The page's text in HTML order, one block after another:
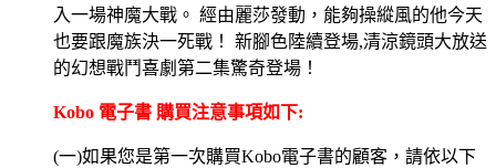
入一場神魔大戰。 經由麗莎發動，能夠操縱風的他今天
也要跟魔族決一死戰！ 新腳色陸續登場,清涼鏡頭大放送
的幻想戰鬥喜劇第二集驚奇登場！
Kobo 電子書 購買注意事項如下:
(一)如果您是第一次購買Kobo電子書的顧客，請依以下